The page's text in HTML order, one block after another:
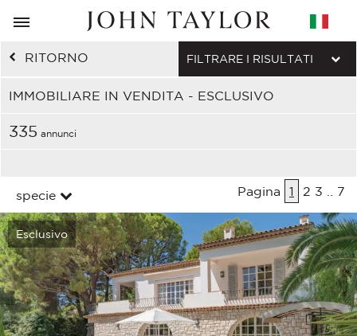
RITORNO
IMMOBILIARE IN VENDITA - ESCLUSIVO
FILTRARE I RISULTATI
335 annunci
specie Pagina 1 2 3 7
Esclusivo